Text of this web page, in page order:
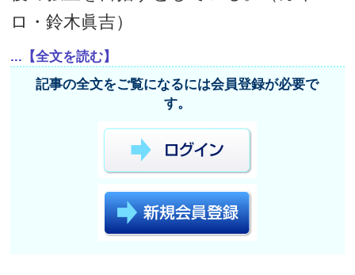
ロ・鈴木眞吉）
...【全文を読む】
記事の全文をご覧になるには会員登録が必要で
す。